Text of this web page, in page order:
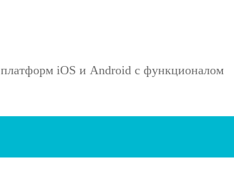
iOS и Android с функционалом